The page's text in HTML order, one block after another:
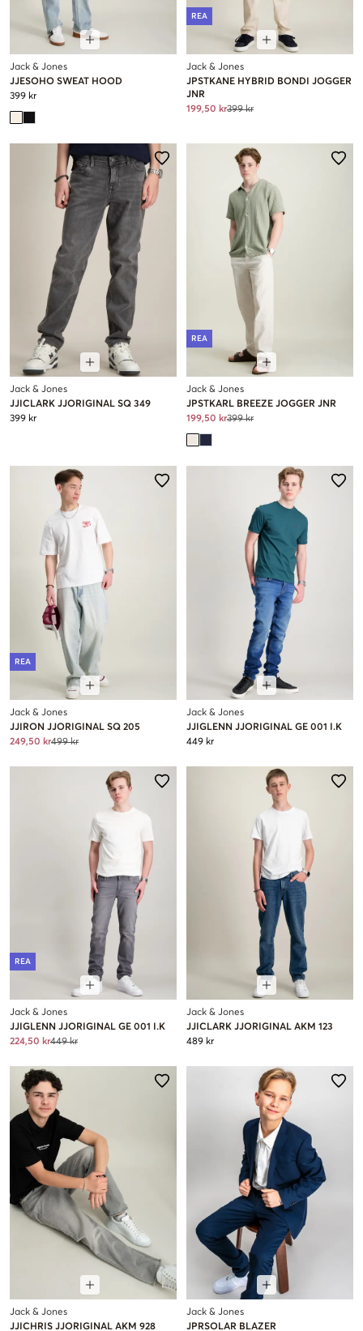
Jack & Jones
JJESOHO SWEAT HOOD
399 kr
REA
Jack & Jones
JPSTKANE HYBRID BONDI JOGGER
JNR
199,50 kr399 kr
Jack & Jones
JJICLARK JJORIGINAL SQ 349
399 kr
REA
Jack & Jones
JPSTKARL BREEZE JOGGER JNR
199,50 kr399 kr
REA
Jack & Jones
JJIRON JJORIGINAL SQ 205
249,50 kr499 kr
Jack & Jones
JJIGLENN JJORIGINAL GE 001 I.K
449 kr
REA
Jack & Jones
JJIGLENN JJORIGINAL GE 001 I.K
224,50 kr449 kr
Jack & Jones
JJICLARK JJORIGINAL AKM 123
489 kr
Jack & Jones
JJICHRIS JJORIGINAL AKM 928
Jack & Jones
JPRSOLAR BLAZER